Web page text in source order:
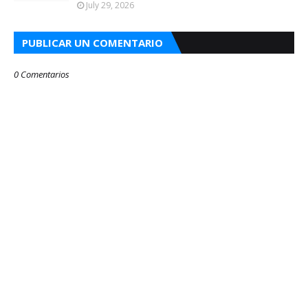
July 29, 2026
PUBLICAR UN COMENTARIO
0 Comentarios